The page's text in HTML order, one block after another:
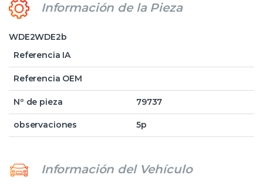
Información de la Pieza
WDE2WDE2b
Referencia IA
Referencia OEM
Nº de pieza 79737
observaciones 5p
Información del Vehículo